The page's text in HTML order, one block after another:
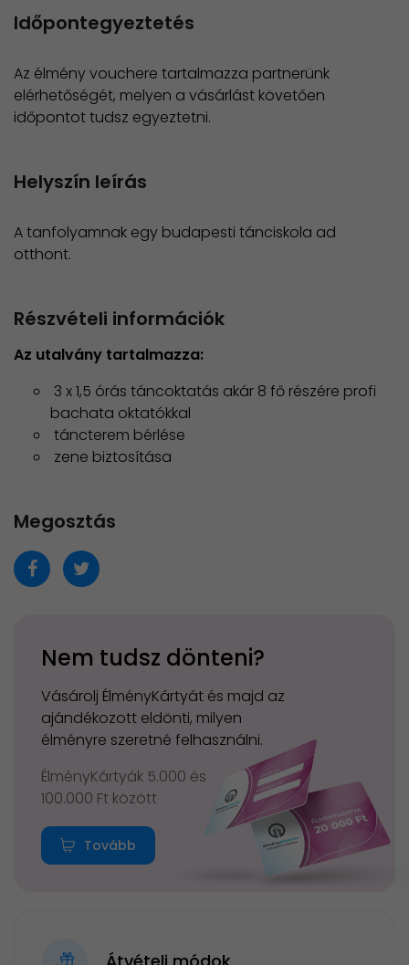
Időpontegyeztetés
Az élmény vouchere tartalmazza partnerünk
elérhetőségét, melyen a vásárlást követően
időpontot tudsz egyeztetni.
Helyszín leírás
A tanfolyamnak egy budapesti tánciskola ad
otthont.
Részvételi információk
Az utalvány tartalmazza:
3 x 1,5 órás táncoktatás akár 8 fő részére profi
bachata oktatókkal
táncterem bérlése
zene biztosítása
Megosztás
Nem tudsz dönteni?
Vásárolj ÉlményKártyát és majd az
ajándékozott eldönti, milyen
élményre szeretné felhasználni.
ÉlményKártyák 5.000 és
100.000 Ft között
Tovább